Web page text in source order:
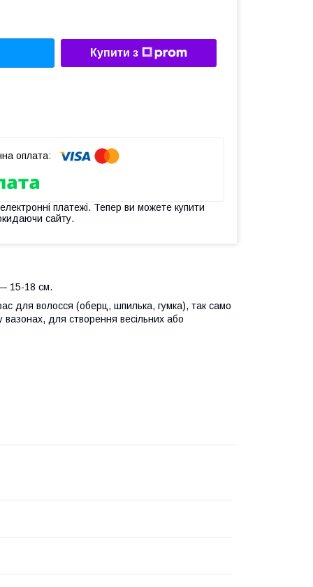
Купити з
платежі. Тепер ви можете купити
сайту.
— 15-18 см.
для волосся (оберц, шпилька, гумка), так само
вазонах, для створення весільних або